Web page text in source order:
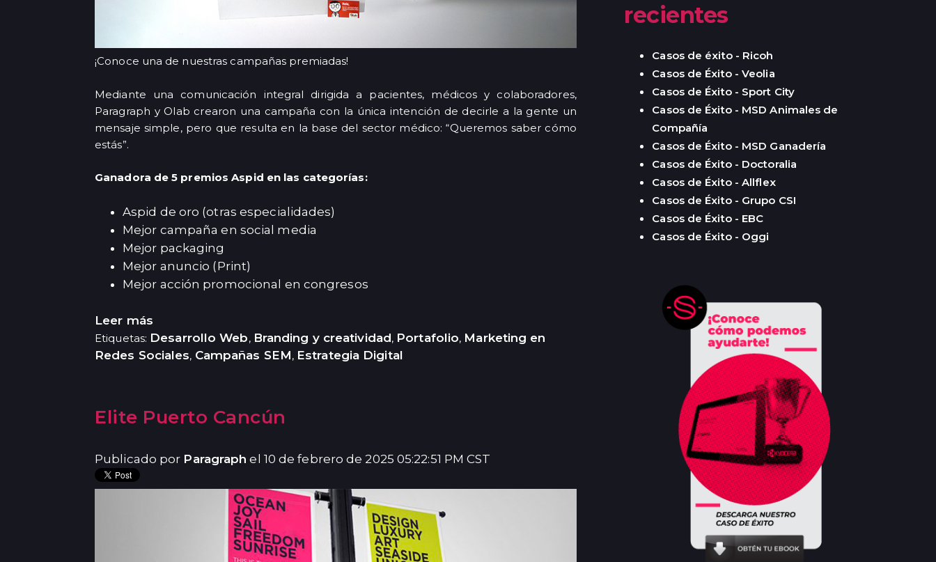
¡Conoce una de nuestras campañas premiadas!
Mediante una comunicación integral dirigida a pacientes, médicos y colaboradores,
Paragraph y Olab crearon una campaña con la única intención de decirle a la gente un
mensaje simple, pero que resulta en la base del sector médico: “Queremos saber cómo
estás”.
Ganadora de 5 premios Aspid en las categorías:
Aspid de oro (otras especialidades)
Mejor campaña en social media
Mejor packaging
Mejor anuncio (Print)
Mejor acción promocional en congresos
Leer más
Etiquetas: Desarrollo Web, Branding y creatividad, Portafolio, Marketing en
Redes Sociales, Campañas SEM, Estrategia Digital
Elite Puerto Cancún
Publicado por Paragraph el 10 de febrero de 2025 05:22:51 PM CST
recientes
Casos de éxito - Ricoh
Casos de Éxito - Veolia
Casos de Éxito - Sport City
Casos de Éxito - MSD Animales de
Compañía
Casos de Éxito - MSD Ganadería
Casos de Éxito - Doctoralia
Casos de Éxito - Allflex
Casos de Éxito - Grupo CSI
Casos de Éxito - EBC
Casos de Éxito - Oggi